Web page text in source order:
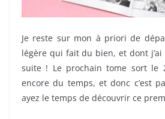
Je reste sur mon à priori de
légère qui fait du bien, et dont
suite ! Le prochain tome sort le
encore du temps, et donc c’est
ayez le temps de découvrir ce